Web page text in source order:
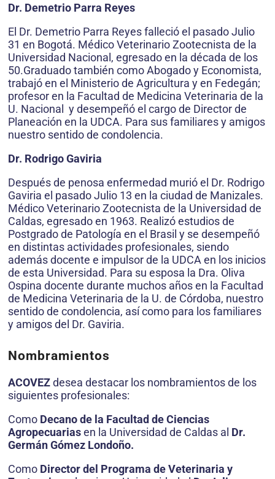
Dr. Demetrio Parra Reyes
El Dr. Demetrio Parra Reyes falleció el pasado Julio
31 en Bogotá. Médico Veterinario Zootecnista de la
Universidad Nacional, egresado en la década de los
50.Graduado también como Abogado y Economista,
trabajó en el Ministerio de Agricultura y en Fedegán;
profesor en la Facultad de Medicina Veterinaria de la
U. Nacional y desempeñó el cargo de Director de
Planeación en la UDCA. Para sus familiares y amigos
nuestro sentido de condolencia.
Dr. Rodrigo Gaviria
Después de penosa enfermedad murió el Dr. Rodrigo
Gaviria el pasado Julio 13 en la ciudad de Manizales.
Médico Veterinario Zootecnista de la Universidad de
Caldas, egresado en 1963. Realizó estudios de
Postgrado de Patología en el Brasil y se desempeñó
en distintas actividades profesionales, siendo
además docente e impulsor de la UDCA en los inicios
de esta Universidad. Para su esposa la Dra. Oliva
Ospina docente durante muchos años en la Facultad
de Medicina Veterinaria de la U. de Córdoba, nuestro
sentido de condolencia, así como para los familiares
y amigos del Dr. Gaviria.
Nombramientos
ACOVEZdesea destacar los nombramientos de los
siguientes profesionales:
Como Decano de la Facultad de Ciencias
Agropecuariasen la Universidad de Caldas al Dr.
Germán Gómez Londoño.
Como Director del Programa de Veterinaria y